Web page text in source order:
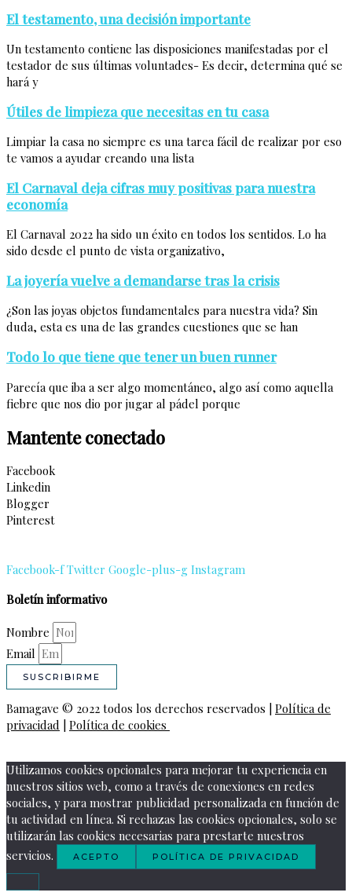
El testamento, una decisión importante
Un testamento contiene las disposiciones manifestadas por el
testador de sus últimas voluntades- Es decir, determina qué se
hará y
Útiles de limpieza que necesitas en tu casa
Limpiar la casa no siempre es una tarea fácil de realizar por eso
te vamos a ayudar creando una lista
El Carnaval deja cifras muy positivas para nuestra
economía
El Carnaval 2022 ha sido un éxito en todos los sentidos. Lo ha
sido desde el punto de vista organizativo,
La joyería vuelve a demandarse tras la crisis
¿Son las joyas objetos fundamentales para nuestra vida? Sin
duda, esta es una de las grandes cuestiones que se han
Todo lo que tiene que tener un buen runner
Parecía que iba a ser algo momentáneo, algo así como aquella
fiebre que nos dio por jugar al pádel porque
Mantente conectado
Facebook
Linkedin
Blogger
Pinterest
Facebook-f Twitter Google-plus-g Instagram
Boletín informativo
Nombre
Email
SUSCRIBIRME
Bamagave © 2022 todos los derechos reservados | Política de
privacidad
Política de cookies
Utilizamos cookies opcionales para mejorar tu experiencia en
nuestros sitios web, como a través de conexiones en redes
sociales, y para mostrar publicidad personalizada en función de
tu actividad en línea. Si rechazas las cookies opcionales, solo se
utilizarán las cookies necesarias para prestarte nuestros
servicios.
ACEPTO POLÍTICA DE PRIVACIDAD